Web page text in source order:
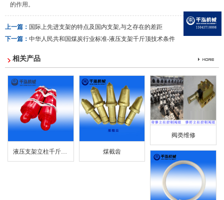
的作用。
上一篇： 国际上先进支架的特点及国内支架,与之存在的差距
下一篇： 中华人民共和国煤炭行业标准-液压支架千斤顶技术条件
相关产品
液压支架立柱千斤顶... 煤截齿
阀类维修